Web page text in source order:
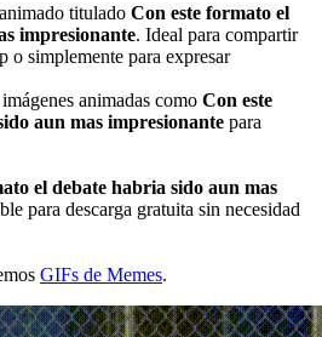
titulado Con este formato el
impresionante. Ideal para compartir
o simplemente para expresar
animadas como Con este
aun mas impresionante para
el debate habria sido aun mas
para descarga gratuita sin necesidad
GIFs de Memes.